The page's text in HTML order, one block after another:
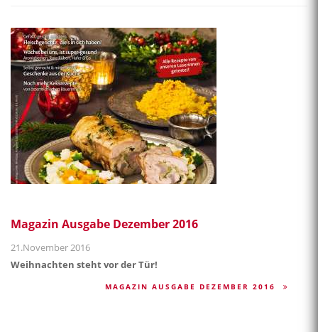
Magazin Ausgabe Dezember 2016
21.November 2016
Weihnachten steht vor der Tür!
MAGAZIN AUSGABE DEZEMBER 2016